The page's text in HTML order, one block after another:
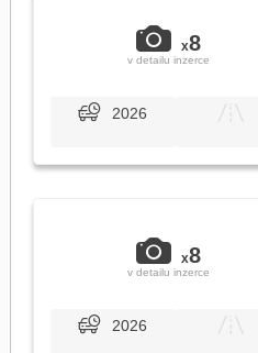
x8
v detailu inzerce
2026
x8
v detailu inzerce
2026